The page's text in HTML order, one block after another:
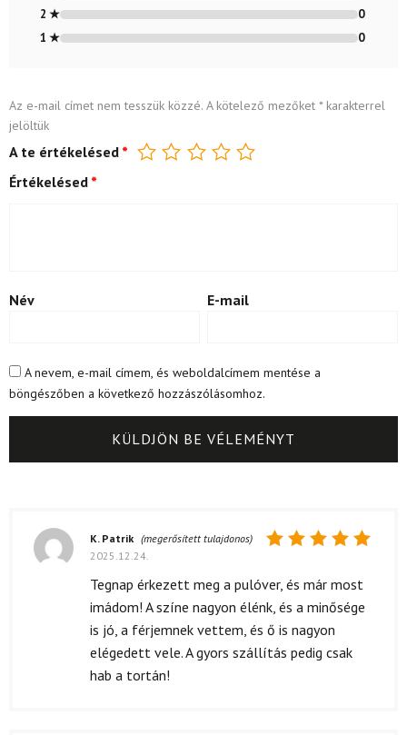
2 ★
0
1 ★
0
Az e-mail címet nem tesszük közzé. A kötelező mezőket *karakterrel
jelöltük
A te értékelésed *
Értékelésed *
Név E-mail
A nevem, e-mail címem, és weboldalcímem mentése a
böngészőben a következő hozzászólásomhoz.
5/ 5
K. Patrik (megerősített tulajdonos)
2025.12.24.
Tegnap érkezett meg a pulóver, és már most
imádom! A színe nagyon élénk, és a minősége
is jó, a férjemnek vettem, és ő is nagyon
elégedett vele. A gyors szállítás pedig csak
hab a tortán!